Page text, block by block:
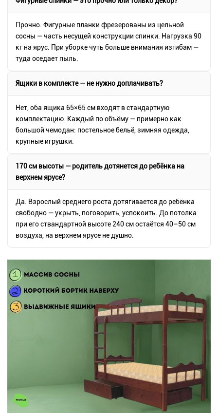
Прочно. Фигурные планки фрезерованы из цельной
сосны — часть несущей конструкции спинки. Нагрузка 90
кг на ярус. При уборке чуть больше внимания изгибам —
туда оседает пыль.
Ящики в комплекте — не нужно доплачивать?
Нет, оба ящика 65×65 см входят в стандартную
комплектацию. Каждый по объёму — примерно как
большой чемодан: постельное бельё, зимняя одежда,
крупные игрушки.
170 см высоты — родитель дотянется до ребёнка на
верхнем ярусе?
Да. Взрослый среднего роста дотягивается до ребёнка
свободно — укрыть, поговорить, успокоить. До потолка
при его ствандартной высоте 240 см остаётся 40–50 см
воздуха, на верхнем ярусе не душно.